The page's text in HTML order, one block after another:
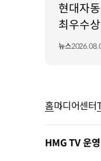
현대자
최우수
뉴스
홈미디어센터
HMG TV 운